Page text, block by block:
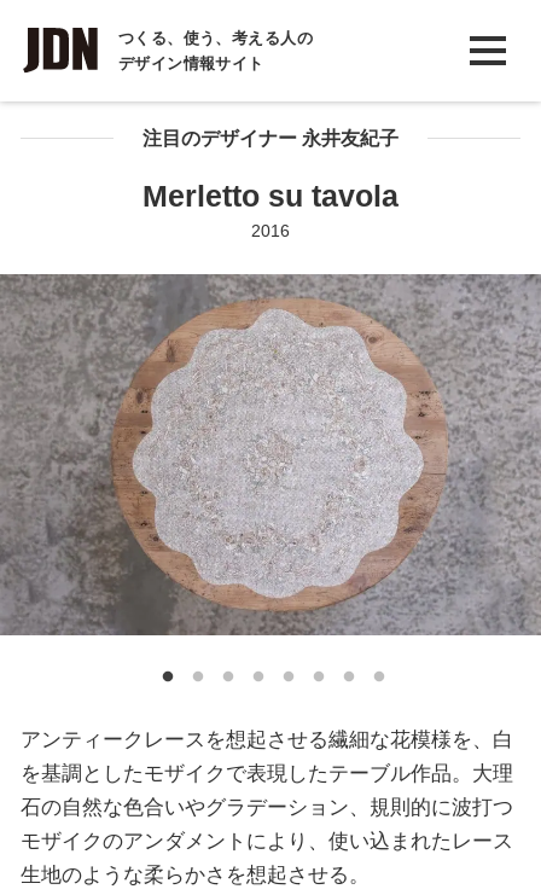
つくる、使う、考える人の
デザイン情報サイト
INTERVIEW
インタビュー
REPORT注目のデザイナー 永井友紀子
Merletto su tavola
2016
アンティークレースを想起させる繊細な花模様を、白
を基調としたモザイクで表現したテーブル作品。大理
石の自然な色合いやグラデーション、規則的に波打つ
モザイクのアンダメントにより、使い込まれたレース
生地のような柔らかさを想起させる。